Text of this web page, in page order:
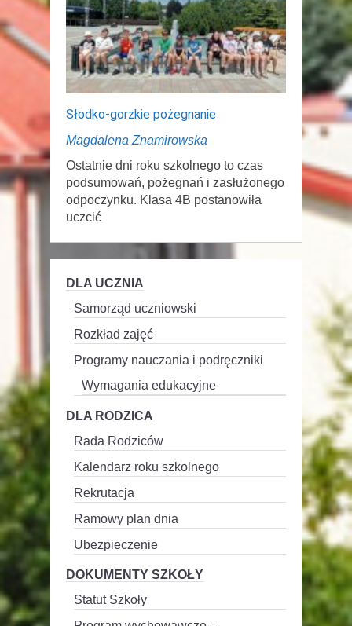
Słodko-gorzkie pożegnanie
Magdalena Znamirowska
Ostatnie dni roku szkolnego to czas
podsumowań, pożegnań i zasłużonego
odpoczynku. Klasa 4B postanowiła
uczcić
DLA UCZNIA
Samorząd uczniowski
Rozkład zajęć
Programy nauczania i podręczniki
Wymagania edukacyjne
DLA RODZICA
Rada Rodziców
Kalendarz roku szkolnego
Rekrutacja
Ramowy plan dnia
Ubezpieczenie
DOKUMENTY SZKOŁY
Statut Szkoły